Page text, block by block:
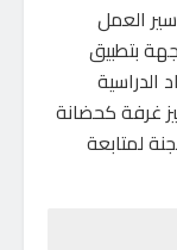
العمل
بتطبيق
الدراسية
غرفة كحضانة
لمتابعة